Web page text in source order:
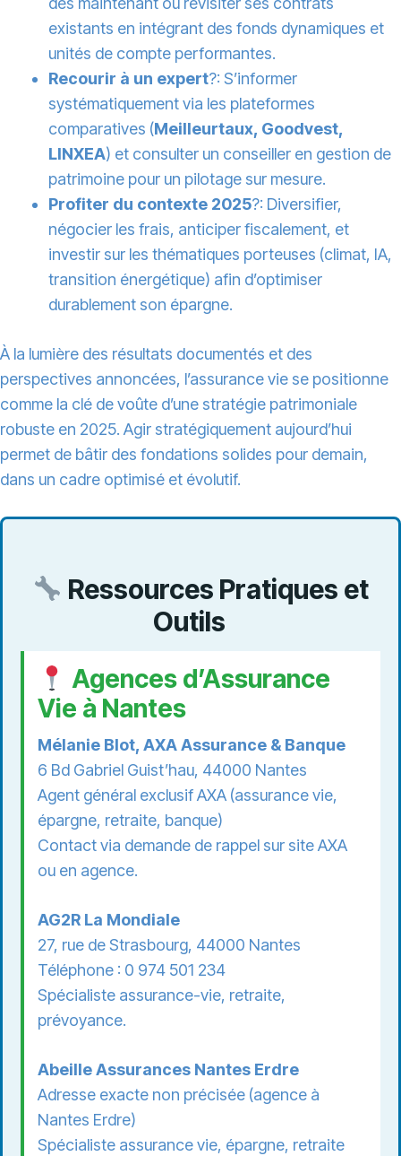
existants en intégrant des fonds dynamiques et
unités de compte performantes.
Recourir à un expert?: S’informer
systématiquement via les plateformes
comparatives (Meilleurtaux, Goodvest,
LINXEA) et consulter un conseiller en gestion de
patrimoine pour un pilotage sur mesure.
Profiter du contexte 2025?: Diversifier,
négocier les frais, anticiper fiscalement, et
investir sur les thématiques porteuses (climat, IA,
transition énergétique) afin d’optimiser
durablement son épargne.
À la lumière des résultats documentés et des
perspectives annoncées, l’assurance vie se positionne
comme la clé de voûte d’une stratégie patrimoniale
robuste en 2025. Agir stratégiquement aujourd’hui
permet de bâtir des fondations solides pour demain,
dans un cadre optimisé et évolutif.
Ressources Pratiques et
Outils
Agences d’Assurance
Vie à Nantes
Mélanie Blot, AXA Assurance & Banque
6 Bd Gabriel Guist’hau, 44000 Nantes
Agent général exclusif AXA (assurance vie,
épargne, retraite, banque)
Contact via demande de rappel sur site AXA
ou en agence.
AG2R La Mondiale
27, rue de Strasbourg, 44000 Nantes
Téléphone : 0 974 501 234
Spécialiste assurance-vie, retraite,
prévoyance.
Abeille Assurances Nantes Erdre
Adresse exacte non précisée (agence à
Nantes Erdre)
Spécialiste assurance vie, épargne, retraite